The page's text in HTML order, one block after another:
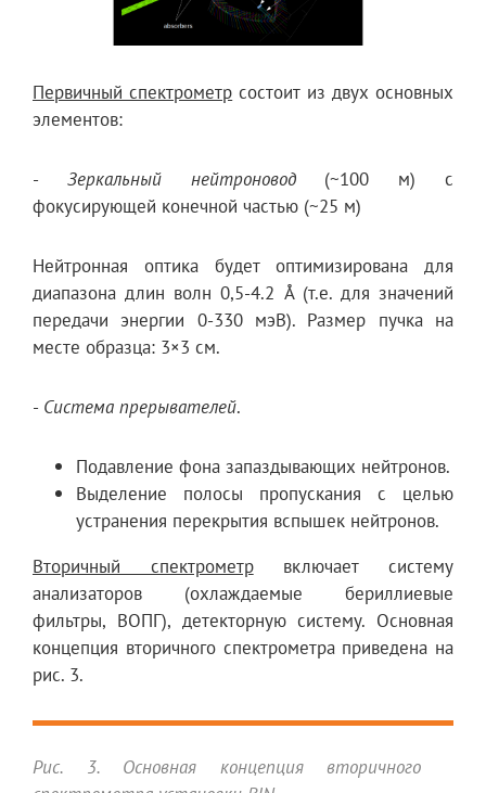
Первичный спектрометр состоит из двух основных
элементов:
- Зеркальный нейтроновод(~100 м) с
фокусирующей конечной частью (~25 м)
Нейтронная оптика будет оптимизирована для
диапазона длин волн 0,5-4.2 Å (т.е. для значений
передачи энергии 0-330 мэВ). Размер пучка на
месте образца: 3×3 см.
- Система прерывателей.
Подавление фона запаздывающих нейтронов.
Выделение полосы пропускания с целью
устранения перекрытия вспышек нейтронов.
Вторичный спектрометрвключает систему
анализаторов (охлаждаемые бериллиевые
фильтры, ВОПГ), детекторную систему. Основная
концепция вторичного спектрометра приведена на
рис. 3.
Рис. 3. Основная концепция вторичного